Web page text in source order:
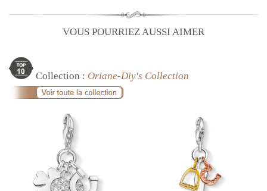
VOUS POURRIEZ AUSSI AIMER
Collection : Oriane-Diy's Collection